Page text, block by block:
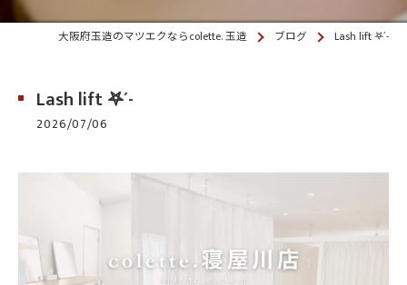
大阪府玉造のマツエクならcolette. 玉造 ブログ Lash lift 𖤐´-
Lash lift 𖤐´-
2026/07/06